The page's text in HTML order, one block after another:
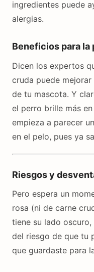
ingredientes puede
alergias.
Beneficios para la
Dicen los expertos
cruda puede
de tu mascota. Y
el perro brille más en
empieza a parecer
en el pelo, pues ya
Riesgos y
Pero espera un
rosa (ni de carne
tiene su lado
del riesgo de que tu
que guardaste para